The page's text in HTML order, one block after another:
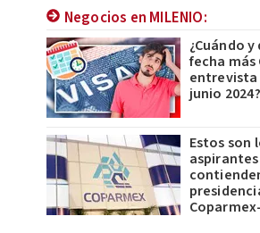
Negocios en MILENIO:
¿Cuándo
fecha más
entrevista
junio 2024?
Estos son